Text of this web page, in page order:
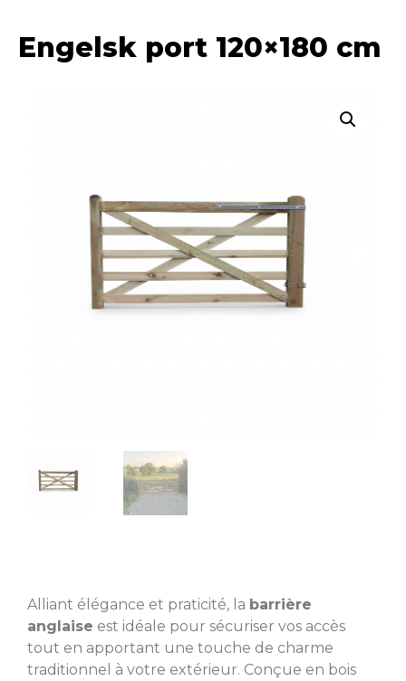
Engelsk port 120×180 cm
Alliant élégance et praticité, la barrière
anglaise est idéale pour sécuriser vos accès
tout en apportant une touche de charme
traditionnel à votre extérieur. Conçue en bois